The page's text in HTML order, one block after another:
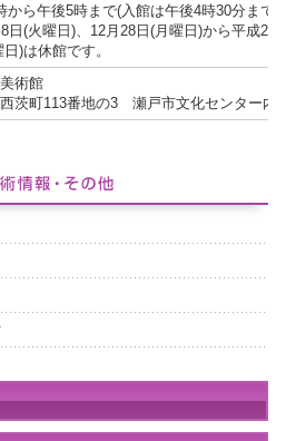
から午後5時まで(入館は午後4時30分まで)
日(火曜日)、12月28日(月曜日)から平成28
日)は休館です。
術館
茨町113番地の3 瀬戸市文化センター内